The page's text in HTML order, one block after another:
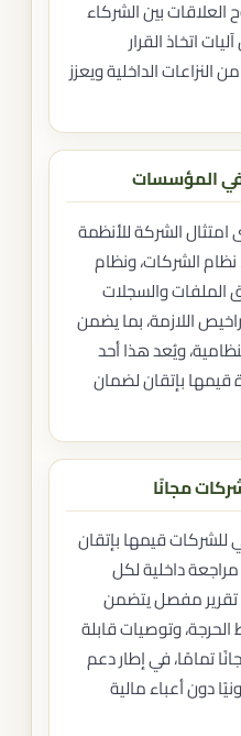
بين الشركاء
اتخاذ القرار
الداخلية ويعزز
في المؤسسات
الشركة للأنظمة
الشركات، ونظام
الملفات والسجلات
اللازمة، بما يضمن
ويُعد هذا أحد
قيمها بإتقان لضمان
مجانًا
للشركات قيمها بإتقان
داخلية لكل
تقرير مفصل يتضمن
الحرجة، وتوصيات قابلة
تمامًا، في إطار دعم
دون أعباء مالية